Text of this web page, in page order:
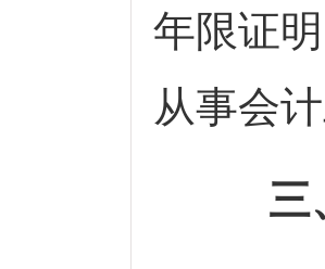
年限证
从事会
三